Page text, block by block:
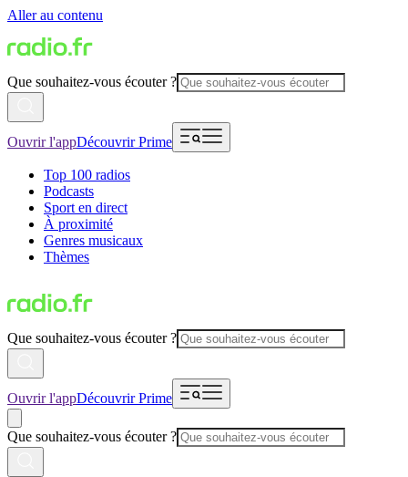
Aller au contenu
Que souhaitez-vous écouter ?
Ouvrir l'appDécouvrir Prime
Top 100 radios
Podcasts
Sport en direct
À proximité
Genres musicaux
Thèmes
Que souhaitez-vous écouter ?
Ouvrir l'appDécouvrir Prime
Que souhaitez-vous écouter ?